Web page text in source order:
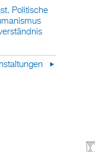
Politische